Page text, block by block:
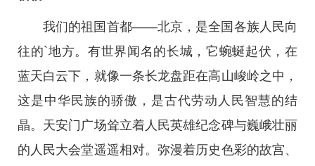
我们的祖国首都——北京，是全国各族人民向
往的`地方。有世界闻名的长城，它蜿蜒起伏，在
蓝天白云下，就像一条长龙盘距在高山峻岭之中，
这是中华民族的骄傲，是古代劳动人民智慧的结
晶。天安门广场耸立着人民英雄纪念碑与巍峨壮丽
的人民大会堂遥遥相对。弥漫着历史色彩的故宫、